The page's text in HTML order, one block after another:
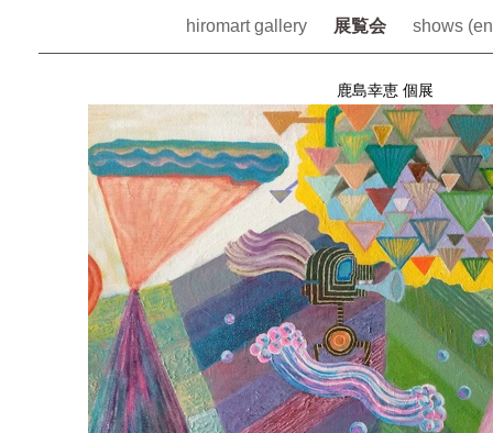
hiromart gallery 展覧会 shows
鹿島幸恵 個展